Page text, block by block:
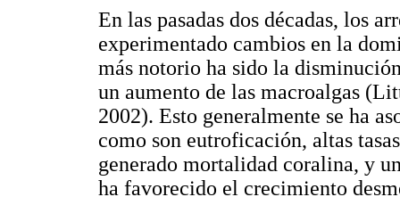
En las pasadas dos décadas, los
experimentado cambios en la
más notorio ha sido la
un aumento de las macroalgas
2002). Esto generalmente se ha
como son eutroficación, altas
generado mortalidad coralina, y
ha favorecido el crecimiento